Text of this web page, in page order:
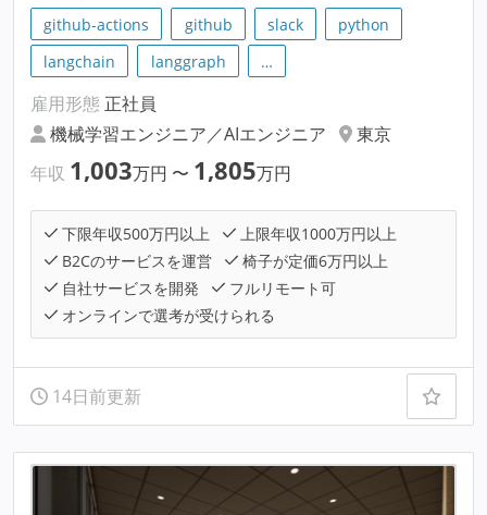
github-actions github slack
python
langchain
langgraph …
雇用形態 正社員
機械学習エンジニア／AIエンジニア
東京
年収 1,003万円 〜 1,805万円
下限年収500万円以上
上限年収1000万円以上
B2Cのサービスを運営
椅子が定価6万円以上
自社サービスを開発
フルリモート可
オンラインで選考が受けられる
14日前更新